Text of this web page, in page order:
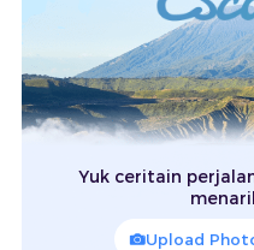
Yuk ceritain
Upload